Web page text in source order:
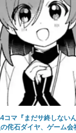
コマ『まだサ終しない
侘石ダイヤ、ゲーム